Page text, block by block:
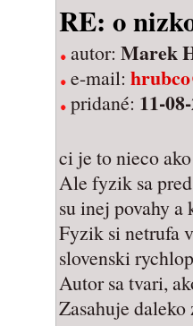
RE: o
autor: Marek
e-mail:
pridané: 11-
ci je to nieco
Ale fyzik sa
su inej povahy a
Fyzik si netrufa
slovenski
Autor sa tvari,
Zasahuje